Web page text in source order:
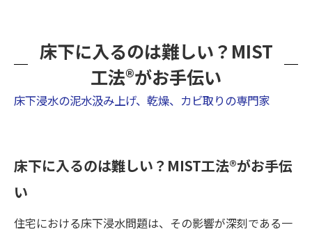
床下に入るのは難しい？MIST
工法®がお手伝い
床下浸水の泥水汲み上げ、乾燥、カビ取りの専門家
床下に入るのは難しい？MIST工法®がお手伝
い
住宅における床下浸水問題は、その影響が深刻である一